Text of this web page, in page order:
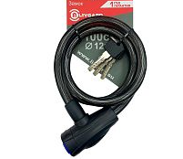
Купить в 1 клик Сравнение
В избранное В наличии